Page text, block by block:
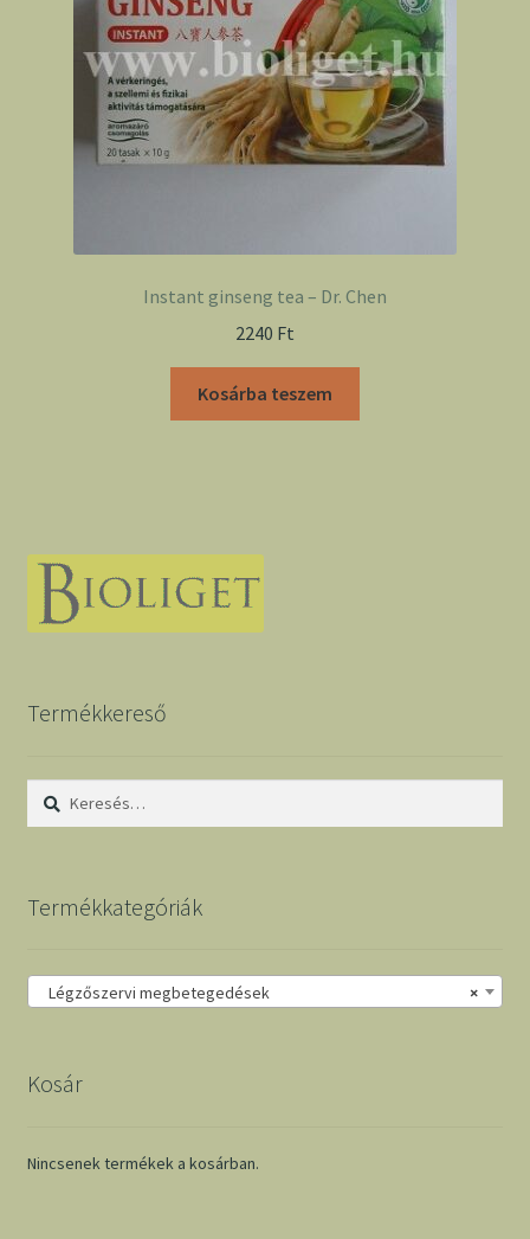
Instant ginseng tea – Dr. Chen
2240 Ft
Kosárba teszem
Termékkereső
Keresés:
Termékkategóriák
×
Légzőszervi megbetegedések
Kosár
Nincsenek termékek a kosárban.